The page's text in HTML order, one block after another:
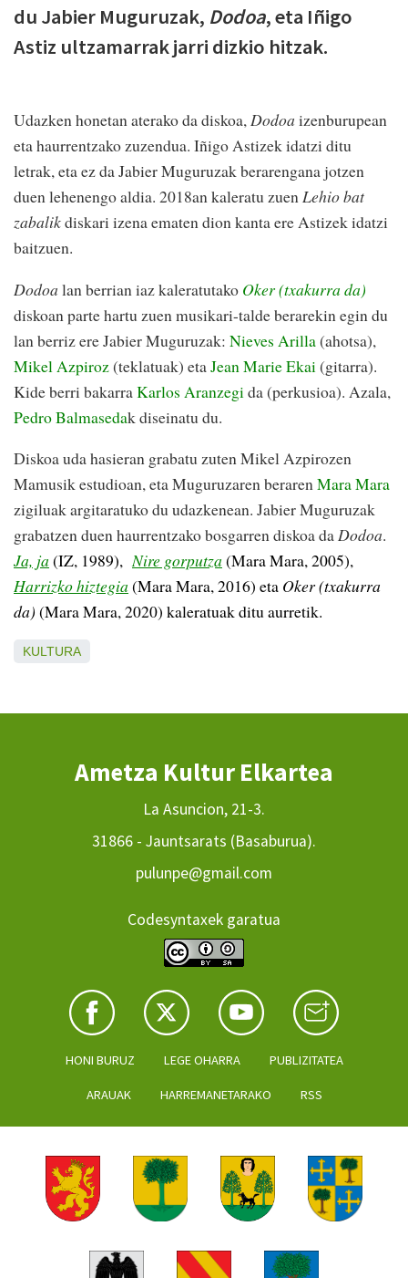
du Jabier Muguruzak, Dodoa, eta Iñigo
Astiz ultzamarrak jarri dizkio hitzak.
Udazken honetan aterako da diskoa,Dodoa izenburupean
eta haurrentzako zuzendua. Iñigo Astizek idatzi ditu
letrak, eta ez da Jabier Muguruzak berarengana jotzen
duen lehenengo aldia. 2018an kaleratu zuenLehio bat
zabalikdiskari izena ematen dion kanta ere Astizek idatzi
baitzuen.
Dodoa lan berrian iaz kaleratutako Oker (txakurra da)
diskoan parte hartu zuen musikari-talde berarekin egin du
lan berriz ere Jabier Muguruzak: Nieves Arilla(ahotsa),
Mikel Azpiroz(teklatuak) etaJean Marie Ekai(gitarra).
Kide berri bakarraKarlos Aranzegida (perkusioa). Azala,
Pedro Balmasedak diseinatu du.
Diskoa uda hasieran grabatu zuten Mikel Azpirozen
Mamusik estudioan, eta Muguruzaren berarenMara Mara
zigiluak argitaratuko du udazkenean. Jabier Muguruzak
grabatzen duen haurrentzako bosgarren diskoa daDodoa.
Ja, ja(IZ, 1989),Nire gorputza(Mara Mara, 2005),
Harrizko hiztegia(Mara Mara, 2016) eta Oker (txakurra
da) (Mara Mara, 2020) kaleratuak ditu aurretik.
KULTURA
Ametza Kultur Elkartea
La Asuncion, 21-3.
31866 - Jauntsarats (Basaburua).
pulunpe@gmail.com
Codesyntaxek garatua
HONI BURUZ LEGE OHARRA PUBLIZITATEA
ARAUAK HARREMANETARAKO RSS